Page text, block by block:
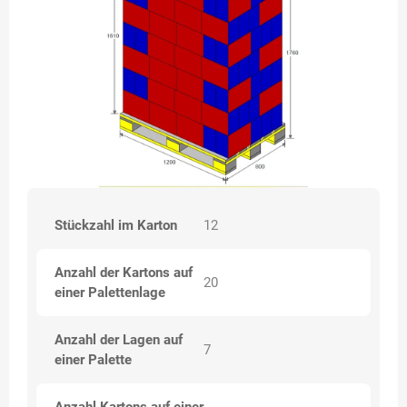
Stückzahl im Karton 12
Anzahl der Kartons auf
einer Palettenlage
20
Anzahl der Lagen auf
einer Palette
7